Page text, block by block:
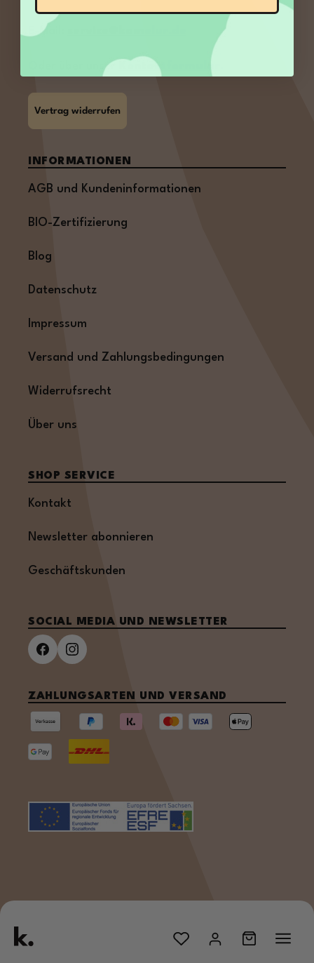
E-Mail:
Oder über unser Kontaktformular
Vertrag widerrufen
INFORMATIONEN
AGB und Kundeninformationen
BIO-Zertifizierung
Blog
Datenschutz
Impressum
Versand und Zahlungsbedingungen
Widerrufsrecht
Über uns
SHOP SERVICE
Kontakt
Newsletter abonnieren
Geschäftskunden
SOCIAL MEDIA UND NEWSLETTER
ZAHLUNGSARTEN UND VERSAND